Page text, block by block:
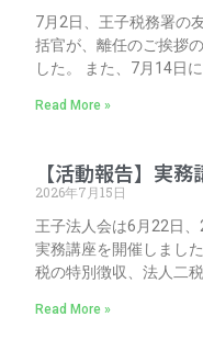
7月2日、王子税務署の
括官が、離任のご挨拶
した。 また、7月14日
伊藤課長補佐にもご同
のご活躍を祈念いたし
務署と連携し、
Read More »
【活動報告】実
2026年7月15日
王子法人会は6月22日
実務講座を開催しまし
税の特別徴収、法人二
作成について解説が行
Read More »